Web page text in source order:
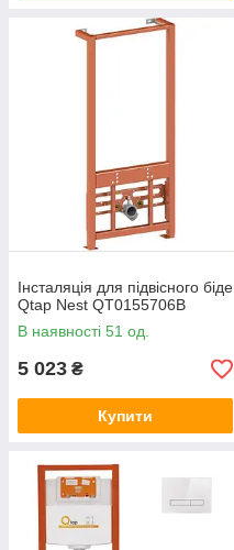
Інсталяція для підвісного біде
Qtap Nest QT0155706B
В наявності 51 од.
5 023 ₴
Купити